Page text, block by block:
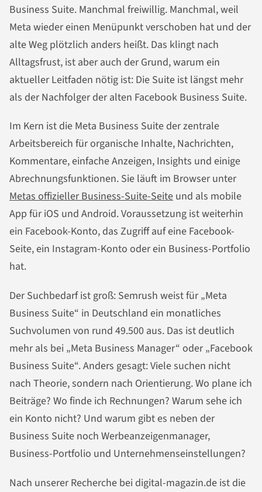
Business Suite. Manchmal freiwillig. Manchmal, weil
Meta wieder einen Menüpunkt verschoben hat und der
alte Weg plötzlich anders heißt. Das klingt nach
Alltagsfrust, ist aber auch der Grund, warum ein
aktueller Leitfaden nötig ist: Die Suite ist längst mehr
als der Nachfolger der alten Facebook Business Suite.
Im Kern ist die Meta Business Suite der zentrale
Arbeitsbereich für organische Inhalte, Nachrichten,
Kommentare, einfache Anzeigen, Insights und einige
Abrechnungsfunktionen. Sie läuft im Browser unter
Metas offizieller Business-Suite-Seite und als mobile
App für iOS und Android. Voraussetzung ist weiterhin
ein Facebook-Konto, das Zugriff auf eine Facebook-
Seite, ein Instagram-Konto oder ein Business-Portfolio
hat.
Der Suchbedarf ist groß: Semrush weist für „Meta
Business Suite“ in Deutschland ein monatliches
Suchvolumen von rund 49.500 aus. Das ist deutlich
mehr als bei „Meta Business Manager“ oder „Facebook
Business Suite“. Anders gesagt: Viele suchen nicht
nach Theorie, sondern nach Orientierung. Wo plane ich
Beiträge? Wo finde ich Rechnungen? Warum sehe ich
ein Konto nicht? Und warum gibt es neben der
Business Suite noch Werbeanzeigenmanager,
Business-Portfolio und Unternehmenseinstellungen?
Nach unserer Recherche bei digital-magazin.de ist die